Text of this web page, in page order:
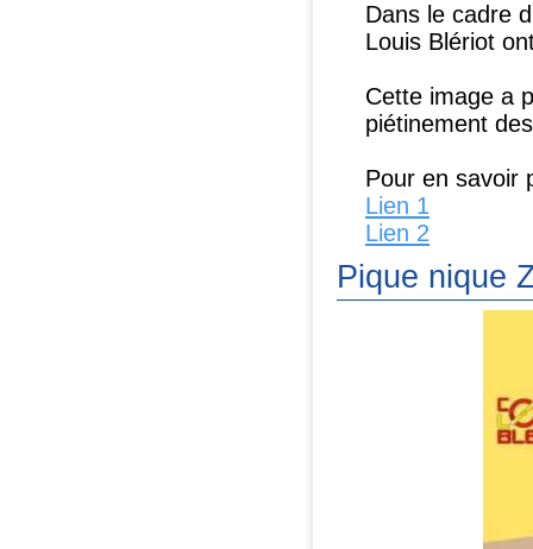
Dans le cadre
Louis Blériot
Cette image a
piétinement
Pour en savoir
Lien 1
Lien 2
Pique nique